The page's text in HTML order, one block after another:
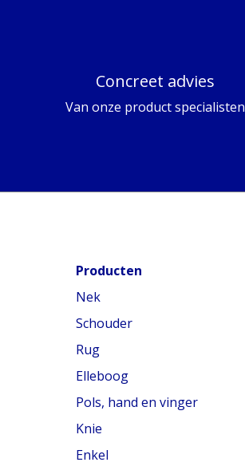
Concreet advies
Van onze product specialisten
Producten
Nek
Schouder
Rug
Elleboog
Pols, hand en vinger
Knie
Enkel